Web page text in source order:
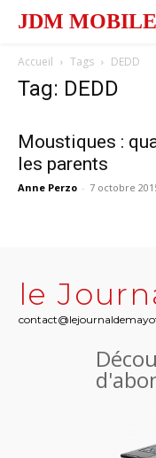
JDM MOBILE
Accueil Tags DEDD
Tag: DEDD
Moustiques :
les parents
Anne Perzo - 7 octobre
le